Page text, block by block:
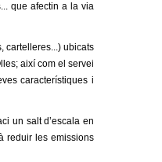
que afectin a la via
cartelleres...) ubicats
així com el servei
característiques i
un salt d’escala en
reduir les emissions